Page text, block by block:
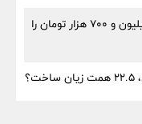
قیمت طلا امروز ۱۵ مرداد ۱۴۰۵؛ طلا ۱۸ میلیون و ۷۰۰ هزار تومان را